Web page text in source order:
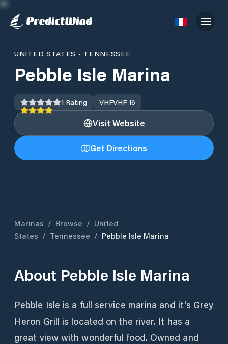
UNITED STATES • TENNESSEE
Pebble Isle Marina
1 Rating VHFVHF 16
Visit Website
Get Directions
Marinas / Browse / United
States / Tennessee / Pebble Isle Marina
About Pebble Isle Marina
Pebble Isle is a full service marina and it's Grey
Heron Grill is located on the river. It has a
great view with wonderful food. Owned and